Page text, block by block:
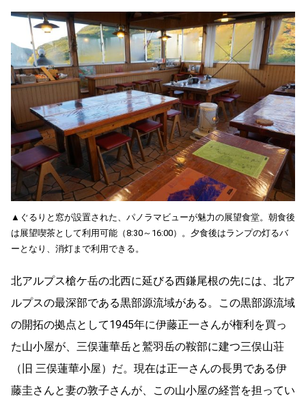
▲ぐるりと窓が設置された、パノラマビューが魅力の展望食堂。朝食後
は展望喫茶として利用可能（8:30～16:00）。夕食後はランプの灯るバ
ーとなり、消灯まで利用できる。
北アルプス槍ケ岳の北西に延びる西鎌尾根の先には、北ア
ルプスの最深部である黒部源流域がある。この黒部源流域
の開拓の拠点として1945年に伊藤正一さんが権利を買っ
た山小屋が、三俣蓮華岳と鷲羽岳の鞍部に建つ三俣山荘
（旧 三俣蓮華小屋）だ。現在は正一さんの長男である伊
藤圭さんと妻の敦子さんが、この山小屋の経営を担ってい